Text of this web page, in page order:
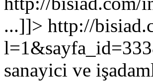
...]]> http://
sanayici ve